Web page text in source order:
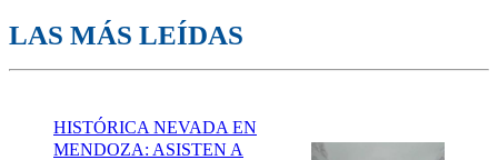
LAS MÁS LEÍDAS
HISTÓRICA NEVADA EN
MENDOZA: ASISTEN A